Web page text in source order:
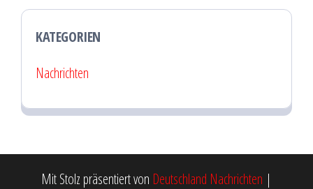
KATEGORIEN
Nachrichten
Mit Stolz präsentiert von Deutschland Nachrichten |